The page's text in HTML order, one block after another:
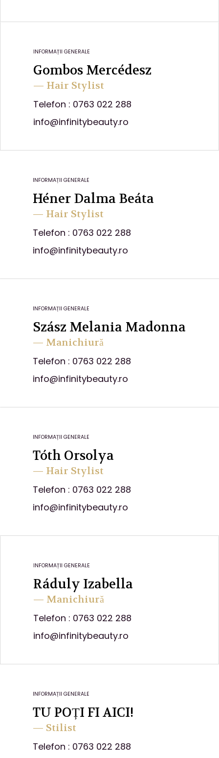
INFORMAȚII GENERALE
Gombos Mercédesz
— Hair Stylist
Telefon : 0763 022 288
info@infinitybeauty.ro
INFORMAȚII GENERALE
Héner Dalma Beáta
— Hair Stylist
Telefon : 0763 022 288
info@infinitybeauty.ro
INFORMAȚII GENERALE
Szász Melania Madonna
— Manichiură
Telefon : 0763 022 288
info@infinitybeauty.ro
INFORMAȚII GENERALE
Tóth Orsolya
— Hair Stylist
Telefon : 0763 022 288
info@infinitybeauty.ro
INFORMAȚII GENERALE
Ráduly Izabella
— Manichiură
Telefon : 0763 022 288
info@infinitybeauty.ro
INFORMAȚII GENERALE
TU POȚI FI AICI!
— Stilist
Telefon : 0763 022 288